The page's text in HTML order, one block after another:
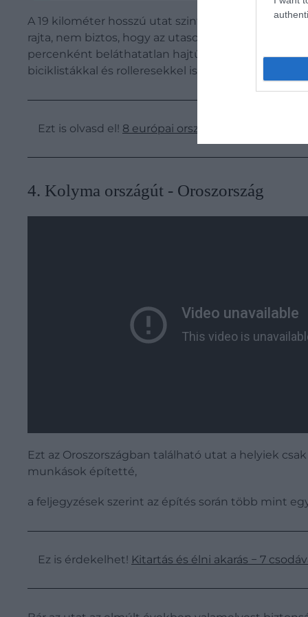
A 19 kilométer hosszú utat szintén egy hegybe
rajta, nem biztos, hogy az utasokat a táj
percenként beláthatatlan hajtűkanyarok váltják
biciklistákkal és rolleresekkel is találkozhatunk.
Ezt is olvasd el! 8 európai országot összekötő
4. Kolyma országút - Oroszország
Ezt az Oroszországban található utat a helyiek csak
munkások építetté,
a feljegyzések szerint az építés során több mint
Ez is érdekelhet! Kitartás és élni akarás − 7